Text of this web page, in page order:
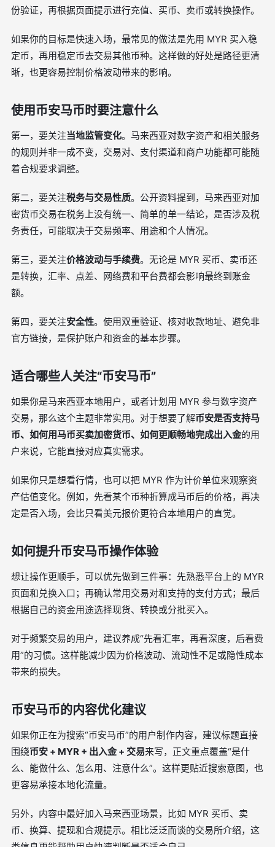
份验证，再根据页面提示进行充值、买币、卖币或转换操作。
如果你的目标是快速入场，最常见的做法是先用 MYR 买入稳
定币，再用稳定币去交易其他币种。这样做的好处是路径更清
晰，也更容易控制价格波动带来的影响。
使用币安马币时要注意什么
第一，要关注当地监管变化。马来西亚对数字资产和相关服务
的规则并非一成不变，交易对、支付渠道和商户功能都可能随
着合规要求调整。
第二，要关注税务与交易性质。公开资料提到，马来西亚对加
密货币交易在税务上没有统一、简单的单一结论，是否涉及税
务责任，可能取决于交易频率、用途和个人情况。
第三，要关注价格波动与手续费。无论是 MYR 买币、卖币还
是转换，汇率、点差、网络费和平台费都会影响最终到账金
额。
第四，要关注安全性。使用双重验证、核对收款地址、避免非
官方链接，是保护账户和资金的基本步骤。
适合哪些人关注“币安马币”
如果你是马来西亚本地用户，或者计划用 MYR 参与数字资产
交易，那么这个主题非常实用。对于想要了解币安是否支持马
币、如何用马币买卖加密货币、如何更顺畅地完成出入金的用
户来说，它能直接对应真实需求。
如果你只是想看行情，也可以把 MYR 作为计价单位来观察资
产估值变化。例如，先看某个币种折算成马币后的价格，再决
定是否入场，会比只看美元报价更符合本地用户的直觉。
如何提升币安马币操作体验
想让操作更顺手，可以优先做到三件事：先熟悉平台上的 MYR
页面和兑换入口；再确认常用交易对和支持的支付方式；最后
根据自己的资金用途选择现货、转换或分批买入。
对于频繁交易的用户，建议养成“先看汇率，再看深度，后看费
用”的习惯。这样能减少因为价格波动、流动性不足或隐性成本
带来的损失。
币安马币的内容优化建议
如果你正在为搜索“币安马币”的用户制作内容，建议标题直接
围绕币安 + MYR + 出入金 + 交易来写，正文重点覆盖“是什
么、能做什么、怎么用、注意什么”。这样更贴近搜索意图，也
更容易承接本地化流量。
另外，内容中最好加入马来西亚场景，比如 MYR 买币、卖
币、换算、提现和合规提示。相比泛泛而谈的交易所介绍，这